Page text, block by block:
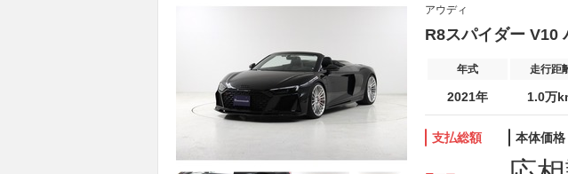
アウディ
R8スパイダー V10
年式 走行距
2021年 1.0万
支払総額 本体価格